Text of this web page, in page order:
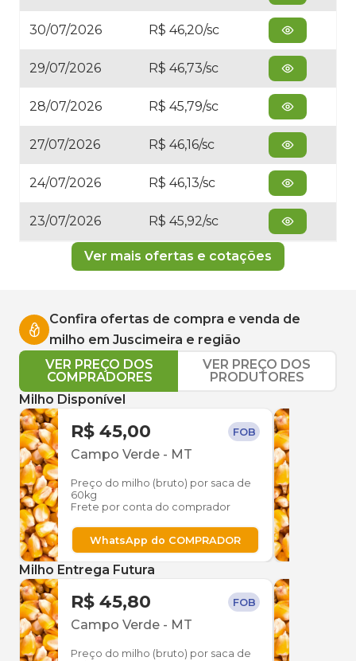
30/07/2026 R$ 46,20/sc
29/07/2026 R$ 46,73/sc
28/07/2026 R$ 45,79/sc
27/07/2026 R$ 46,16/sc
24/07/2026 R$ 46,13/sc
23/07/2026 R$ 45,92/sc
Ver mais ofertas e cotações
Confira ofertas de compra e venda de
milho em Juscimeira e região
VER PREÇO DOS
COMPRADORES
VER PREÇO DOS
PRODUTORES
Milho Disponível
R$ 45,00 FOB
Campo Verde - MT
Preço do milho (bruto) por saca de
60kg
Frete por conta do comprador
WhatsApp do COMPRADOR
Milho Entrega Futura
R$ 45,80 FOB
Campo Verde - MT
Preço do milho (bruto) por saca de